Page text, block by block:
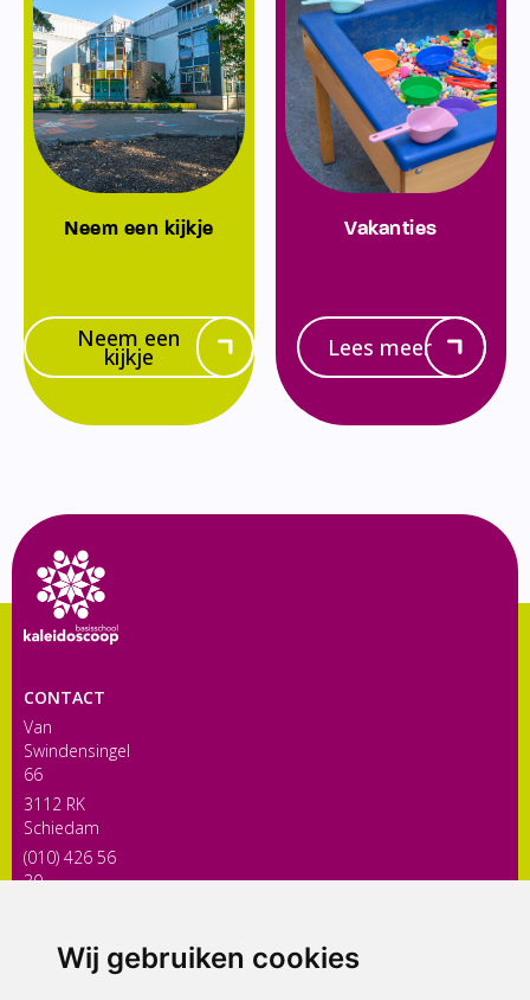
Wij gebruiken cookies
Neem een kijkje
Neem een
kijkje
Vakanties
Lees meer
CONTACT
Van
Swindensingel
66
3112 RK
Schiedam
(010) 426 56
30
ONDERDEEL VAN